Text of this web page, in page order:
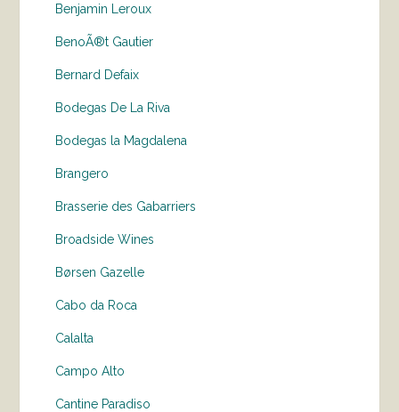
Benjamin Leroux
BenoÃ®t Gautier
Bernard Defaix
Bodegas De La Riva
Bodegas la Magdalena
Brangero
Brasserie des Gabarriers
Broadside Wines
Børsen Gazelle
Cabo da Roca
Calalta
Campo Alto
Cantine Paradiso